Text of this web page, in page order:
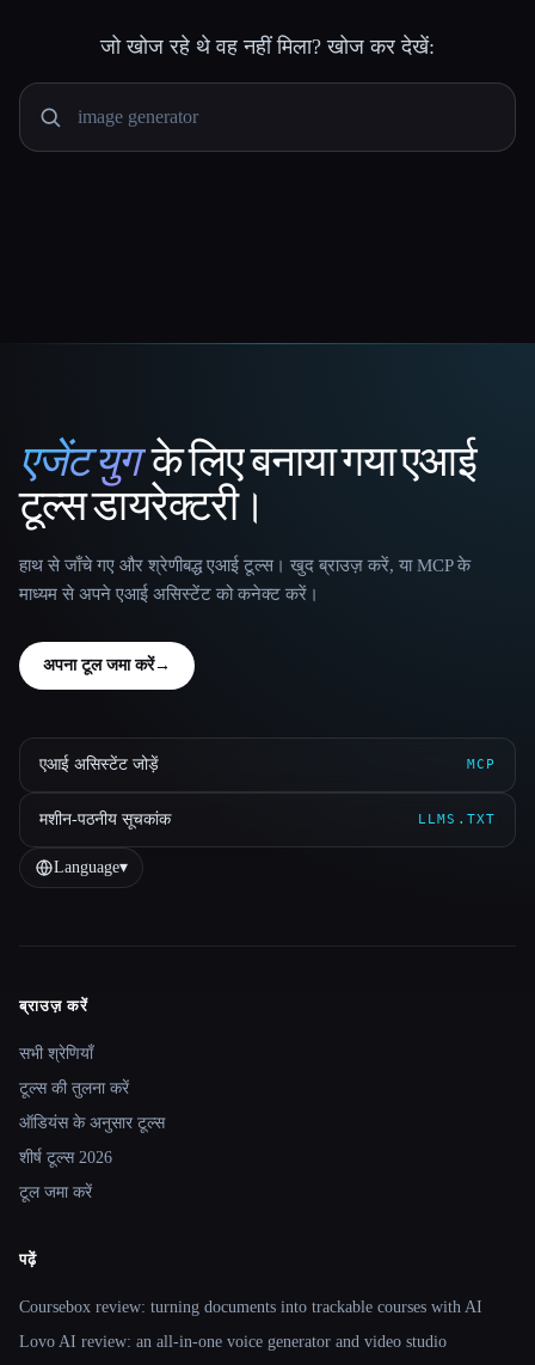
जो खोज रहे थे वह नहीं मिला? खोज कर देखें:
That AI Collection
एजेंट युगके लिए बनाया गया एआई
टूल्स डायरेक्टरी।
हाथ से जाँचे गए और श्रेणीबद्ध एआई टूल्स। खुद ब्राउज़ करें, या MCP के
माध्यम से अपने एआई असिस्टेंट को कनेक्ट करें।
अपना टूल जमा करें→
एआई असिस्टेंट जोड़ें MCP
मशीन-पठनीय सूचकांक LLMS.TXT
Language▾
Site navigation
ब्राउज़ करें
सभी श्रेणियाँ
टूल्स की तुलना करें
ऑडियंस के अनुसार टूल्स
शीर्ष टूल्स 2026
टूल जमा करें
पढ़ें
Coursebox review: turning documents into trackable courses with AI
Lovo AI review: an all-in-one voice generator and video studio